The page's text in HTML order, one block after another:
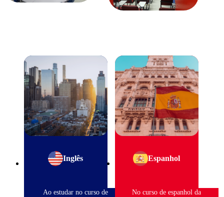
Inglês
Ao estudar no curso de
Espanhol
No curso de espanhol da